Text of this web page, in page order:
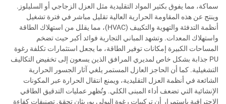
سماكة، مما يفوق بكثير المواد التقليدية مثل العزل الزجاجي أو السليلوز.
وينتج عن هذه المقاومة الحرارية العالية تقليل مباشر في فترة تشغيل
أنظمة التدفئة والتهوية والتكييف (HVAC)، مما يقلل من استهلاك الطاقة
واستهلاك المعدات. وتشهد المباني التجارية فوائد أكبر حيث تضخم
المساحات الكبيرة إمكانات توفير الطاقة، ما يجعل استثمارات تكلفة رغوة
PU جذابة بشكل خاص لمديري المرافق الذين يسعون إلى تخفيض التكاليف
التشغيلية. كما أن الحاجز العازل المستمر يلغي آثار الجسور الحرارية
الشائعة في أنظمة العزل التقليدية، ويمنع انتقال الحرارة عبر المكونات
الإنشائية التي تضعف أداء المبنى الكلي. وتُظهر عمليات التدقيق الطاقي
الاحترافية باستمرار أن تركيبات رغوة البولي يوريثان تحقق تصنيفات كفاءة